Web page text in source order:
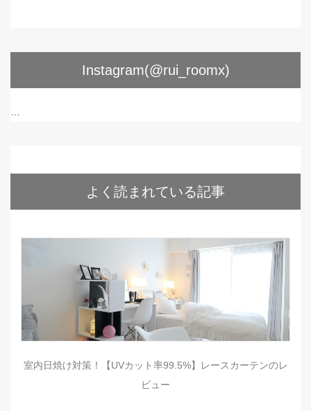
Instagram(@rui_roomx)
よく読まれている記事
室内日焼け対策！【UVカット率99.5%】レースカーテンのレ
ビュー